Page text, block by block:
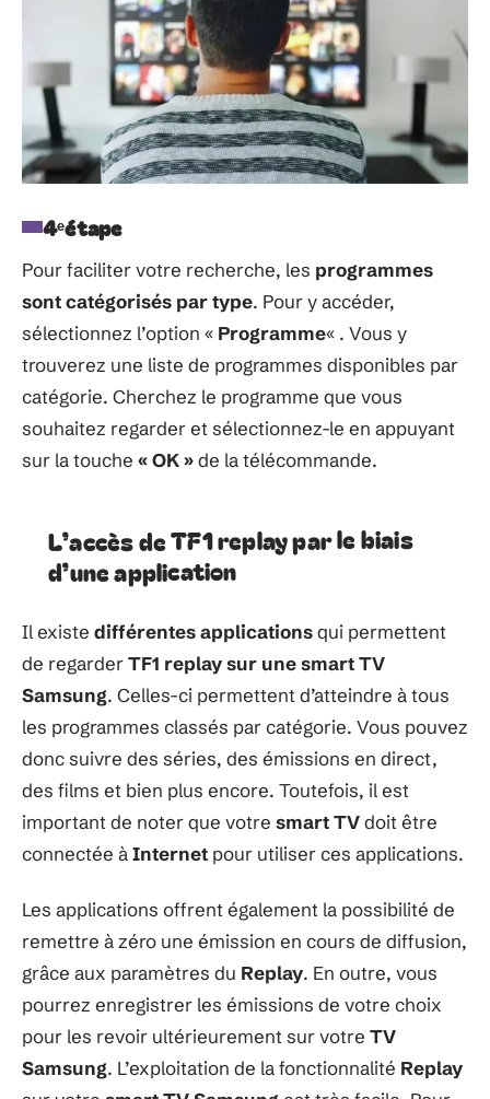
4ᵉétape
Pour faciliter votre recherche, les programmes
sont catégorisés par type. Pour y accéder,
sélectionnez l’option « Programme« . Vous y
trouverez une liste de programmes disponibles par
catégorie. Cherchez le programme que vous
souhaitez regarder et sélectionnez-le en appuyant
sur la touche « OK »de la télécommande.
L’accès de TF1 replay par le biais
d’une application
Il existe différentes applicationsqui permettent
de regarderTF1 replay sur une smart TV
Samsung. Celles-ci permettent d’atteindre à tous
les programmes classés par catégorie. Vous pouvez
donc suivre des séries, des émissions en direct,
des films et bien plus encore. Toutefois, il est
important de noter que votre smart TVdoit être
connectée àInternet pour utiliser ces applications.
Les applications offrent également la possibilité de
remettre à zéro une émission en cours de diffusion,
grâce aux paramètres du Replay. En outre, vous
pourrez enregistrer les émissions de votre choix
pour les revoir ultérieurement sur votre TV
Samsung. L’exploitation de la fonctionnalité Replay